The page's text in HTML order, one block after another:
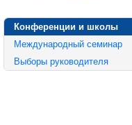
Конференции и школы
Международный семинар
Выборы руководителя